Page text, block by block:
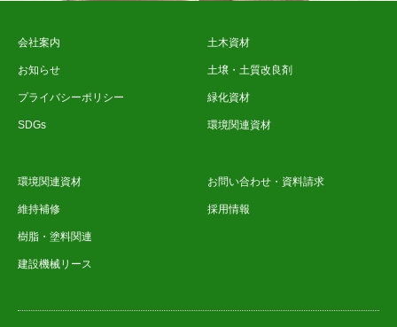
会社案内
お知らせ
プライバシーポリシー
SDGs
土木資材
土壌・土質改良剤
緑化資材
環境関連資材
環境関連資材
維持補修
樹脂・塗料関連
建設機械リース
お問い合わせ・資料請求
採用情報